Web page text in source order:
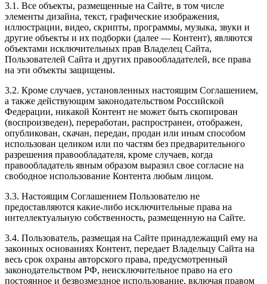
3.1. Все объекты, размещенные на Сайте, в том числе
элементы дизайна, текст, графические изображения,
иллюстрации, видео, скрипты, программы, музыка, звуки и
другие объекты и их подборки (далее — Контент), являются
объектами исключительных прав Владелец Сайта,
Пользователей Сайта и других правообладателей, все права
на эти объекты защищены.
3.2. Кроме случаев, установленных настоящим Соглашением,
а также действующим законодательством Российской
Федерации, никакой Контент не может быть скопирован
(воспроизведен), переработан, распространен, отображен,
опубликован, скачан, передан, продан или иным способом
использован целиком или по частям без предварительного
разрешения правообладателя, кроме случаев, когда
правообладатель явным образом выразил свое согласие на
свободное использование Контента любым лицом.
3.3. Настоящим Соглашением Пользователю не
предоставляются какие-либо исключительные права на
интеллектуальную собственность, размещенную на Сайте.
3.4. Пользователь, размещая на Сайте принадлежащий ему на
законных основаниях Контент, передает Владельцу Сайта на
весь срок охраны авторского права, предусмотренный
законодательством РФ, неисключительное право на его
постоянное и безвозмездное использование, включая правом